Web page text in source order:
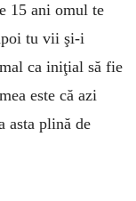
15 ani omul te
tu vii şi-i
ca iniţial să fie
este că azi
asta plină de